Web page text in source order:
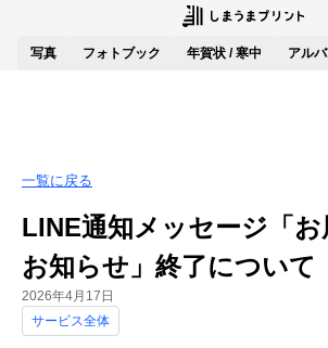
写真 フォトブック 年賀状 / 寒中 アル
一覧に戻る
LINE通知メッセージ「
お知らせ」終了について
2026年4月17日
サービス全体